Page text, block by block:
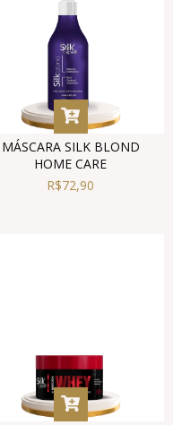
MÁSCARA SILK BLOND
HOME CARE
R$72,90